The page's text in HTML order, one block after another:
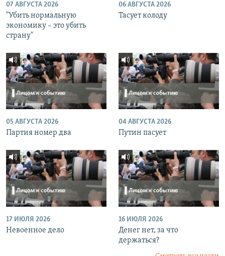
07 АВГУСТА 2026
"Убить нормальную
экономику – это убить
страну"
06 АВГУСТА 2026
Тасует колоду
05 АВГУСТА 2026
Партия номер два
04 АВГУСТА 2026
Путин пасует
17 ИЮЛЯ 2026
Невоенное дело
16 ИЮЛЯ 2026
Денег нет, за что
держаться?